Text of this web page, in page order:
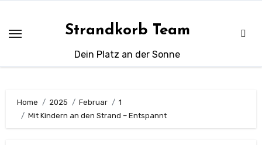
springen
Strandkorb Team
Dein Platz an der Sonne
Home 2025 Februar
1
Mit Kindern an den Strand – Entspannt